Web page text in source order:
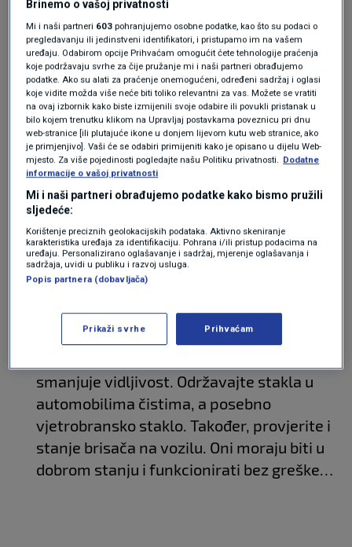
evonekoliko savjeta za vozače:
Povisite poziciju sjedenja i spustite sjenilo
i pritom pazite da ne limitirate pretjerno
vidno polje. Uza se uvijek imajte sunčane
naočale.
Povećajte sigurnosni razmak između svog
vozila i vozila ispred vas. Osobito pazite u
zavojima. Usporite i pazite na ostale
sudionike u prometu, poput biciklista i
pješaka.
Prljavo vjetrobransko staklo u kombinaciji
smanjuje vidljivost. Održavajte stakla u
automobilima čistima, a posebno
vjetrobransko staklo. Također, provjerite i
stanje brisača na vozilu. Oni moraju biti u
dobrom stanju i funkcionirati bez greške…
Brinemo o vašoj privatnosti
Mi i naši partneri 603 pohranjujemo osobne podatke, kao što su podaci o
pregledavanju ili jedinstveni identifikatori, i pristupamo im na vašem
uređaju. Odabirom opcije Prihvaćam omogućit ćete tehnologije praćenja
koje podržavaju svrhe za čije pružanje mi i naši partneri obrađujemo
podatke. Ako su alati za praćenje onemogućeni, određeni sadržaj i oglasi
koje vidite možda više neće biti toliko relevantni za vas. Možete se vratiti
na ovaj izbornik kako biste izmijenili svoje odabire ili povukli pristanak u
bilo kojem trenutku klikom na Upravljaj postavkama poveznicu pri dnu
web-stranice [ili plutajuće ikone u donjem lijevom kutu web stranice, ako
je primjenjivo]. Vaši će se odabiri primijeniti kako je opisano u dijelu Web-
mjesto. Za više pojedinosti pogledajte našu Politiku privatnosti. Dodatne
informacije o vašoj privatnosti
Mi i naši partneri obrađujemo podatke kako bismo pružili
sljedeće:
Korištenje preciznih geolokacijskih podataka. Aktivno skeniranje
karakteristika uređaja za identifikaciju. Pohrana i/ili pristup podacima na
uređaju. Personalizirano oglašavanje i sadržaj, mjerenje oglašavanja i
sadržaja, uvidi u publiku i razvoj usluga.
Popis partnera (dobavljača)
Prikaži svrhe Prihvaćam